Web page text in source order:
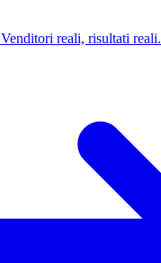
Venditori reali, risultati reali.